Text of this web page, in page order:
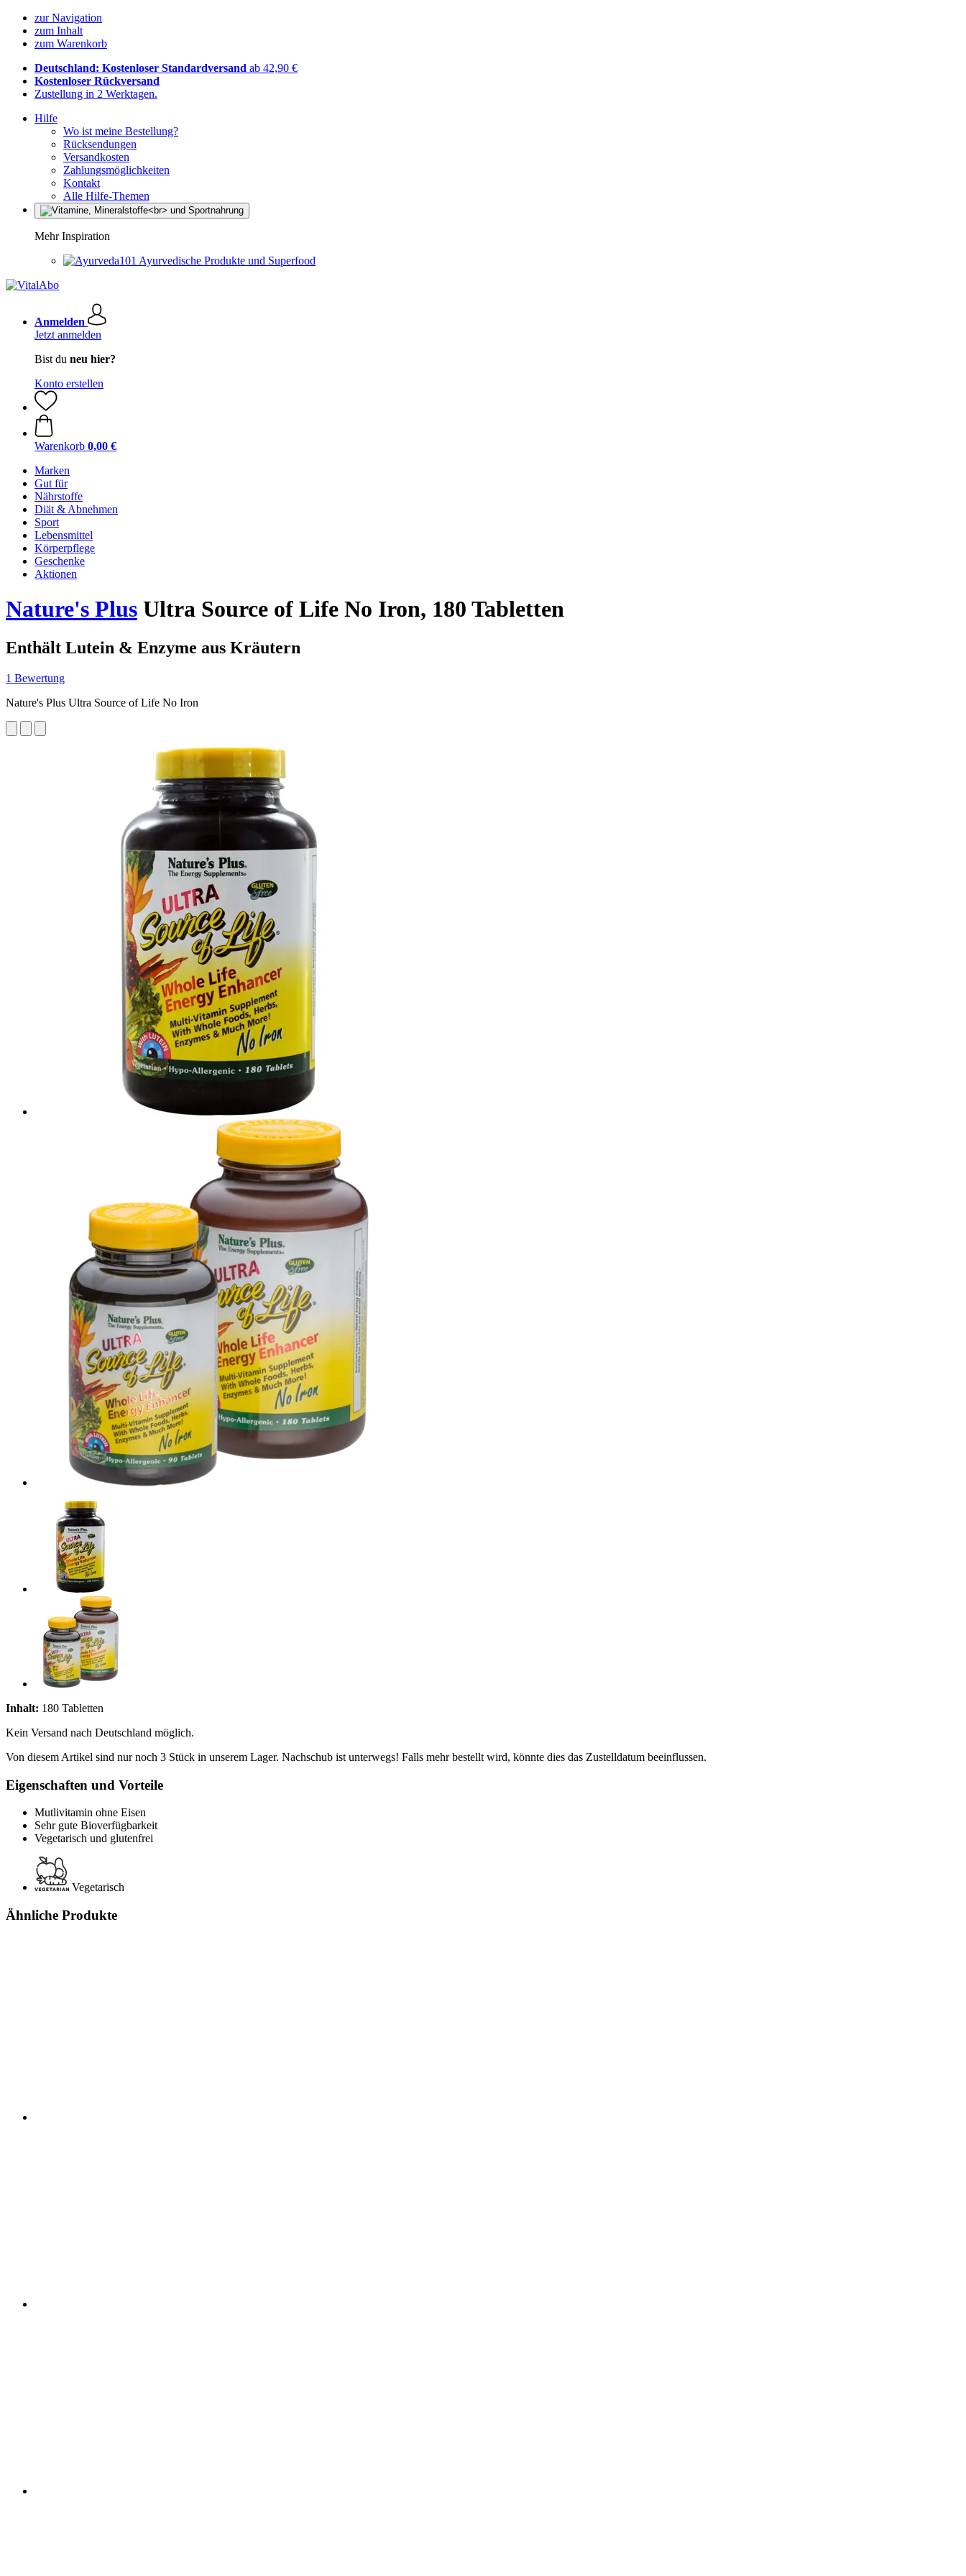
zur Navigation
zum Inhalt
zum Warenkorb
Deutschland: Kostenloser Standardversand ab 42,90 €
Kostenloser Rückversand
Zustellung in 2 Werktagen.
Hilfe
Wo ist meine Bestellung?
Rücksendungen
Versandkosten
Zahlungsmöglichkeiten
Kontakt
Alle Hilfe-Themen
Mehr Inspiration
Ayurvedische Produkte und Superfood
Anmelden
Jetzt anmelden
Bist du neu hier?
Konto erstellen
Warenkorb 0,00 €
Marken
Gut für
Nährstoffe
Diät & Abnehmen
Sport
Lebensmittel
Körperpflege
Geschenke
Aktionen
Nature's Plus Ultra Source of Life No Iron, 180 Tabletten
Enthält Lutein & Enzyme aus Kräutern
1 Bewertung
Nature's Plus Ultra Source of Life No Iron
Inhalt: 180 Tabletten
Kein Versand nach Deutschland möglich.
Von diesem Artikel sind nur noch 3 Stück in unserem Lager. Nachschub ist unterwegs! Falls mehr bestellt wird, könnte dies das Zustelldatum beeinflussen.
Eigenschaften und Vorteile
Mutlivitamin ohne Eisen
Sehr gute Bioverfügbarkeit
Vegetarisch und glutenfrei
Vegetarisch
Ähnliche Produkte